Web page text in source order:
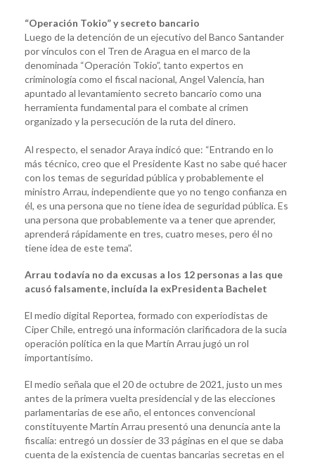
“Operación Tokio” y secreto bancario
Luego de la detención de un ejecutivo del Banco Santander
por vínculos con el Tren de Aragua en el marco de la
denominada “Operación Tokio”, tanto expertos en
criminología como el fiscal nacional, Angel Valencia, han
apuntado al levantamiento secreto bancario como una
herramienta fundamental para el combate al crimen
organizado y la persecución de la ruta del dinero.
Al respecto, el senador Araya indicó que: “Entrando en lo
más técnico, creo que el Presidente Kast no sabe qué hacer
con los temas de seguridad pública y probablemente el
ministro Arrau, independiente que yo no tengo confianza en
él, es una persona que no tiene idea de seguridad pública. Es
una persona que probablemente va a tener que aprender,
aprenderá rápidamente en tres, cuatro meses, pero él no
tiene idea de este tema”.
Arrau todavía no da excusas a los 12 personas a las que
acusó falsamente, incluída la exPresidenta Bachelet
El medio digital Reportea, formado con experiodistas de
Ciper Chile, entregó una información clarificadora de la sucia
operación política en la que Martín Arrau jugó un rol
importantisímo.
El medio señala que el 20 de octubre de 2021, justo un mes
antes de la primera vuelta presidencial y de las elecciones
parlamentarias de ese año, el entonces convencional
constituyente Martín Arrau presentó una denuncia ante la
fiscalía: entregó un dossier de 33 páginas en el que se daba
cuenta de la existencia de cuentas bancarias secretas en el